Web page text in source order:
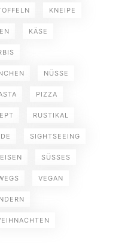
KNEIPE
KÄSE
NÜSSE
PIZZA
RUSTIKAL
SIGHTSEEING
SÜSSES
VEGAN